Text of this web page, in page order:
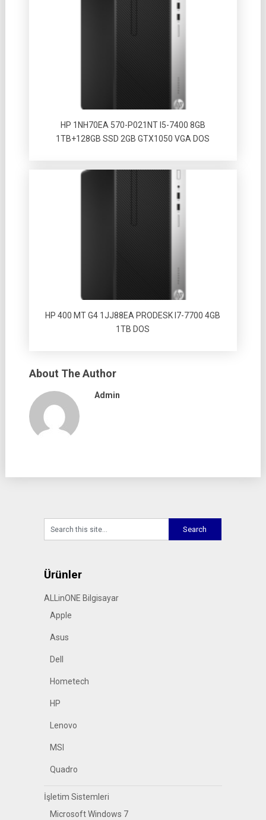
HP 1NH70EA 570-P021NT I5-7400 8GB
1TB+128GB SSD 2GB GTX1050 VGA DOS
HP 400 MT G4 1JJ88EA PRODESK I7-7700 4GB
1TB DOS
About The Author
Admin
Ürünler
ALLinONE Bilgisayar
Apple
Asus
Dell
Hometech
HP
Lenovo
MSI
Quadro
İşletim Sistemleri
Microsoft Windows 7